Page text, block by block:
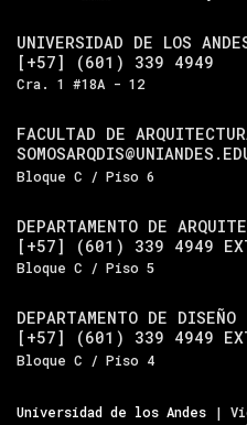
UNIVERSIDAD DE LOS
[+57] (601) 339 4949
Cra. 1 #18A - 12
FACULTAD DE
Bloque C / Piso 6
DEPARTAMENTO DE
[+57] (601) 339 4949
Bloque C / Piso 5
DEPARTAMENTO DE DISEÑO
[+57] (601) 339 4949
Bloque C / Piso 4
Universidad de los Andes |